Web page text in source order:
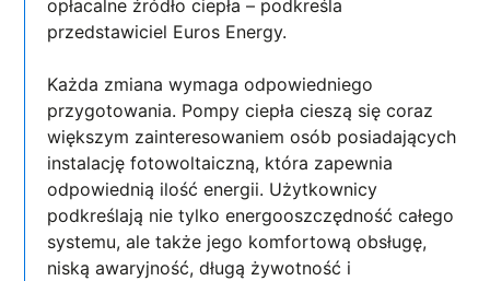
opłacalne źródło ciepła – podkreśla
przedstawiciel Euros Energy.
Każda zmiana wymaga odpowiedniego
przygotowania. Pompy ciepła cieszą się coraz
większym zainteresowaniem osób posiadających
instalację fotowoltaiczną, która zapewnia
odpowiednią ilość energii. Użytkownicy
podkreślają nie tylko energooszczędność całego
systemu, ale także jego komfortową obsługę,
niską awaryjność, długą żywotność i